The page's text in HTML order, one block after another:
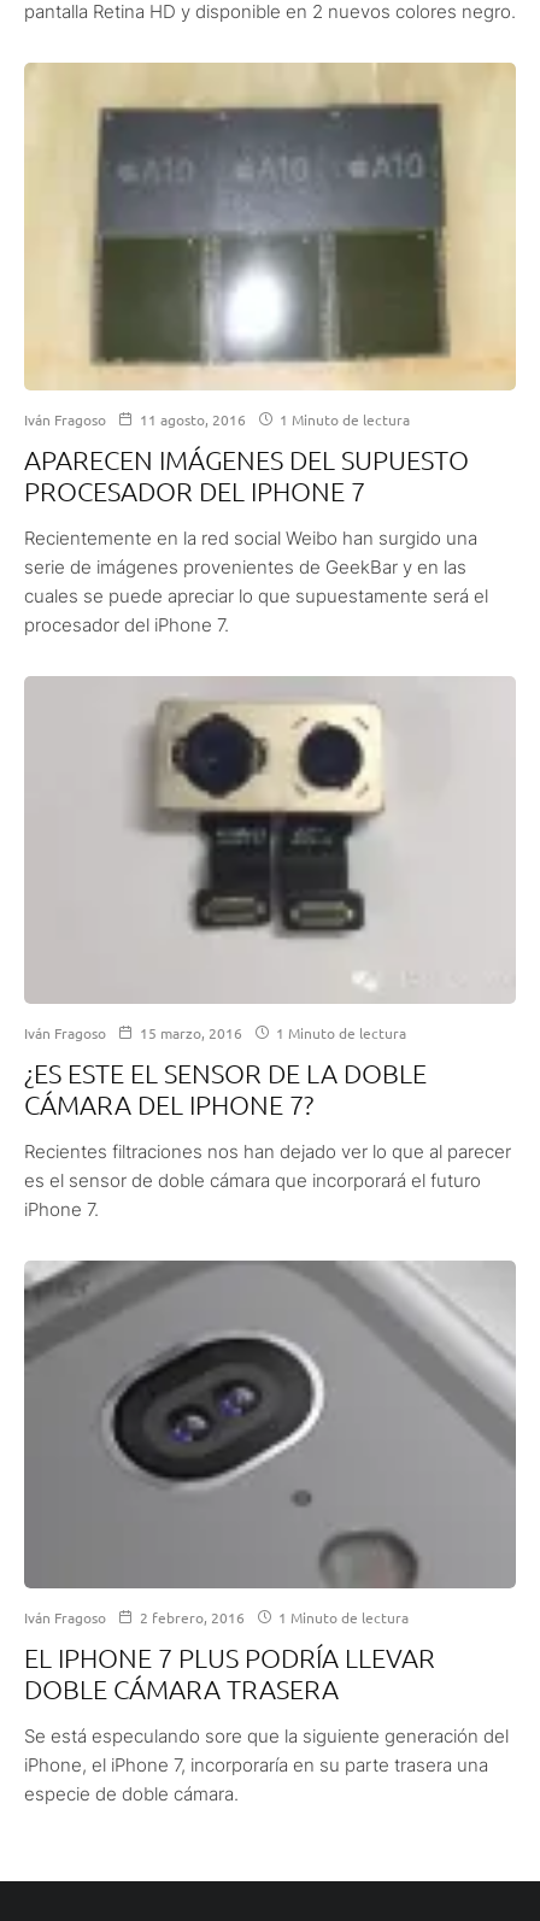
pantalla Retina HD y disponible en 2 nuevos colores negro.
Iván Fragoso 11 agosto, 2016 1 Minuto de lectura
APARECEN IMÁGENES DEL SUPUESTO
PROCESADOR DEL IPHONE 7
Recientemente en la red social Weibo han surgido una
serie de imágenes provenientes de GeekBar y en las
cuales se puede apreciar lo que supuestamente será el
procesador del iPhone 7.
Iván Fragoso 15 marzo, 2016 1 Minuto de lectura
¿ES ESTE EL SENSOR DE LA DOBLE
CÁMARA DEL IPHONE 7?
Recientes filtraciones nos han dejado ver lo que al parecer
es el sensor de doble cámara que incorporará el futuro
iPhone 7.
Iván Fragoso 2 febrero, 2016 1 Minuto de lectura
EL IPHONE 7 PLUS PODRÍA LLEVAR
DOBLE CÁMARA TRASERA
Se está especulando sore que la siguiente generación del
iPhone, el iPhone 7, incorporaría en su parte trasera una
especie de doble cámara.